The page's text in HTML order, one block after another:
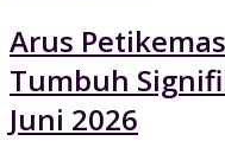
Arus
Tumbuh
Juni 2026